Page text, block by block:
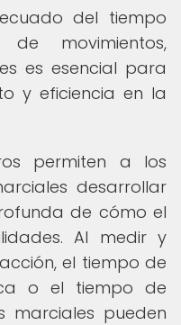
del tiempo
movimientos,
es esencial para
y eficiencia en la
permiten a los
desarrollar
de cómo el
Al medir y
el tiempo de
o el tiempo de
marciales pueden